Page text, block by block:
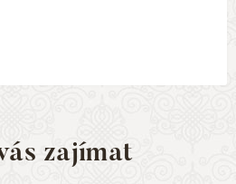
zajímat